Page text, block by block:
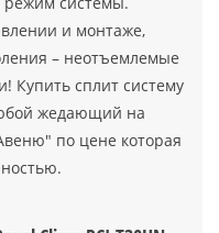
и монтаже,
– неотъемлемые
Купить сплит систему
жедающий на
по цене которая